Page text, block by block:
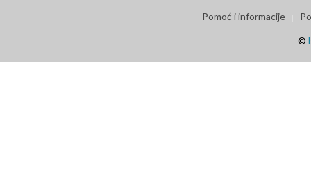
Pomoć i informacije
©